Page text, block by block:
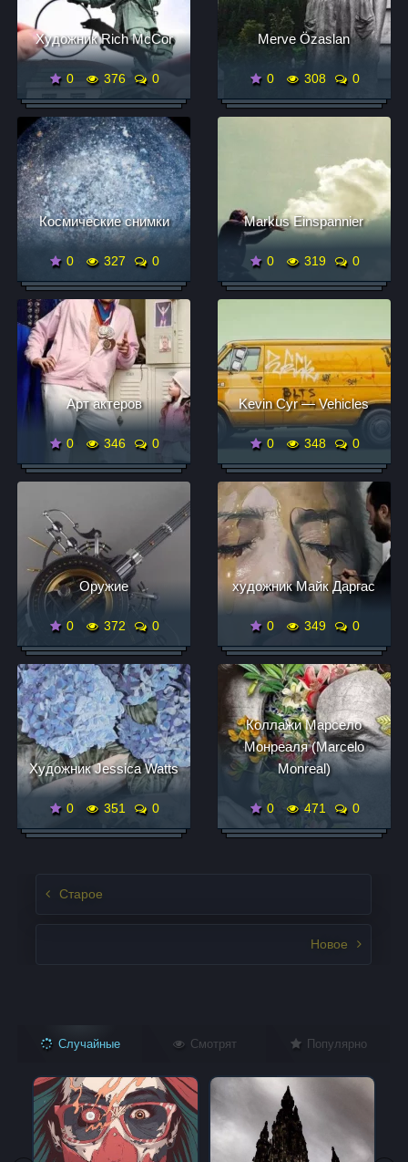
Художник Rich McCor
0 376 0
Merve Özaslan
0 308 0
Космические снимки
0 327 0
Markus Einspannier
0 319 0
Арт актеров
0 346 0
Kevin Cyr — Vehicles
0 348 0
Оружие
0 372 0
художник Майк Даргас
0 349 0
Художник Jessica Watts
0 351 0
Коллажи Марсело
Монреаля (Marcelo
Monreal)
0 471 0
Старое
Новое
Случайные Смотрят Популярно